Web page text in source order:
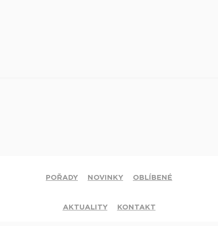
POŘADY NOVINKY OBLÍBENÉ
AKTUALITY KONTAKT